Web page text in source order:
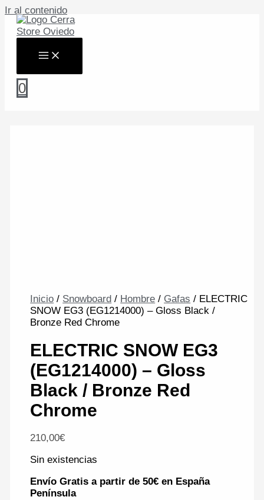
Ir al contenido
0
Inicio / Snowboard / Hombre / Gafas / ELECTRIC
SNOW EG3 (EG1214000) – Gloss Black /
Bronze Red Chrome
ELECTRIC SNOW EG3
(EG1214000) – Gloss
Black / Bronze Red
Chrome
210,00€
Sin existencias
Envío Gratis a partir de 50€ en España
Península